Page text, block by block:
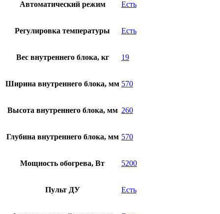
Автоматический режим Есть
Регулировка температуры Есть
Вес внутреннего блока, кг 19
Ширина внутреннего блока, мм 570
Высота внутреннего блока, мм 260
Глубина внутреннего блока, мм 570
Мощность обогрева, Вт 5200
Пульт ДУ Есть